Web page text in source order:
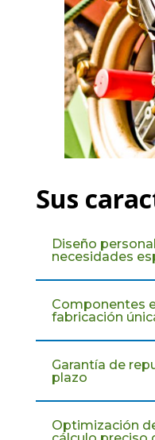
Sus
Diseño
necesidades
Componentes
fabricación
Garantía de
plazo
Optimización